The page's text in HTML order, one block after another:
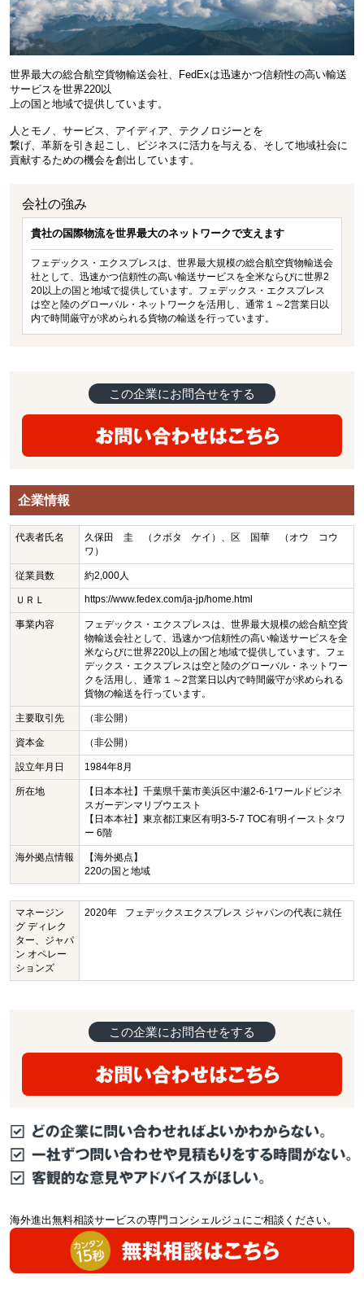
世界最大の総合航空貨物輸送会社、FedExは迅速かつ信頼性の高い輸送
サービスを世界220以
上の国と地域で提供しています。
人とモノ、サービス、アイディア、テクノロジーとを
繋げ、革新を引き起こし、ビジネスに活力を与える、そして地域社会に
貢献するための機会を創出しています。
会社の強み
貴社の国際物流を世界最大のネットワークで支えます
フェデックス・エクスプレスは、世界最大規模の総合航空貨物輸送会
社として、迅速かつ信頼性の高い輸送サービスを全米ならびに世界2
20以上の国と地域で提供しています。フェデックス・エクスプレス
は空と陸のグローバル・ネットワークを活用し、通常１～2営業日以
内で時間厳守が求められる貨物の輸送を行っています。
この企業にお問合せをする
企業情報
代表者氏名
久保田 圭 （クボタ ケイ）、区 国華 （オウ コウ
ワ）
従業員数 約2,000人
ＵＲＬ https://www.fedex.com/ja-jp/home.html
事業内容
フェデックス・エクスプレスは、世界最大規模の総合航空貨
物輸送会社として、迅速かつ信頼性の高い輸送サービスを全
米ならびに世界220以上の国と地域で提供しています。フェ
デックス・エクスプレスは空と陸のグローバル・ネットワー
クを活用し、通常１～2営業日以内で時間厳守が求められる
貨物の輸送を行っています。
主要取引先 （非公開）
資本金 （非公開）
設立年月日 1984年8月
所在地
【日本本社】千葉県千葉市美浜区中瀬2-6-1ワールドビジネ
スガーデンマリブウエスト
【日本本社】東京都江東区有明3-5-7 TOC有明イーストタワ
ー 6階
海外拠点情報
【海外拠点】
220の国と地域
マネージン
グ ディレク
ター、ジャパ
ン オペレー
ションズ
2020年 フェデックスエクスプレス ジャパンの代表に就任
この企業にお問合せをする
海外進出無料相談サービスの専門コンシェルジュにご相談ください。